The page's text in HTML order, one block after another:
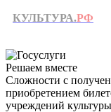
КУЛЬТУРА.РФ
Решаем вместе
Сложности с
приобретением
учреждений